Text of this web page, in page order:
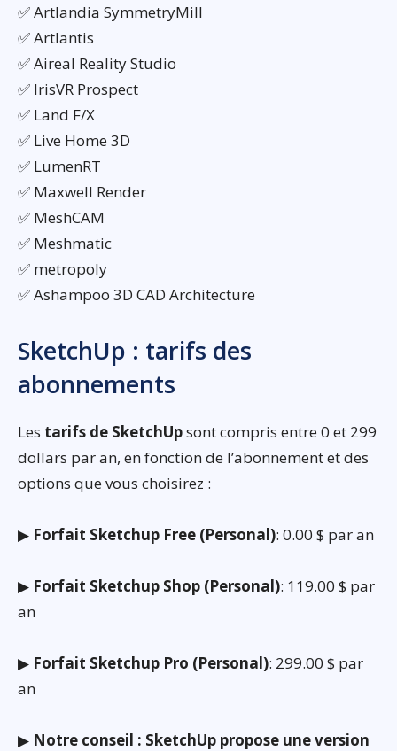
✅ Artlandia SymmetryMill
✅ Artlantis
✅ Aireal Reality Studio
✅ IrisVR Prospect
✅ Land F/X
✅ Live Home 3D
✅ LumenRT
✅ Maxwell Render
✅ MeshCAM
✅ Meshmatic
✅ metropoly
✅ Ashampoo 3D CAD Architecture
SketchUp : tarifs des
abonnements
Les tarifs de SketchUpsont compris entre 0 et 299
dollars par an, en fonction de l’abonnement et des
options que vous choisirez :
▶ Forfait Sketchup Free (Personal): 0.00 $ par an
▶ Forfait Sketchup Shop (Personal): 119.00 $ par
an
▶ Forfait Sketchup Pro (Personal): 299.00 $ par
an
▶ Notre conseil : SketchUp propose une version